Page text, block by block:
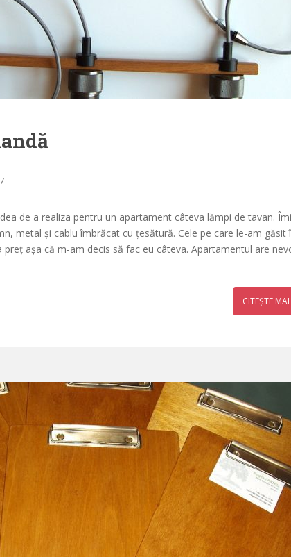
de a realiza pentru un apartament câteva lămpi de tavan. Îmi
metal și cablu îmbrăcat cu țesătură. Cele pe care le-am găsit
așa că m-am decis să fac eu câteva. Apartamentul are
CITEȘTE